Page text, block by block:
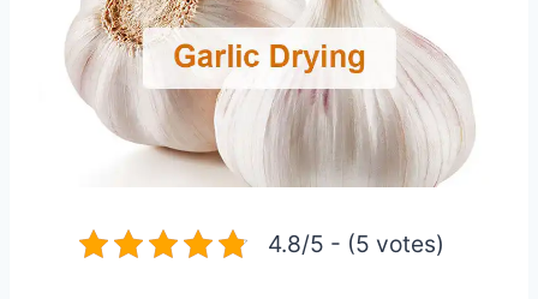
4.8/5 - (5 votes)